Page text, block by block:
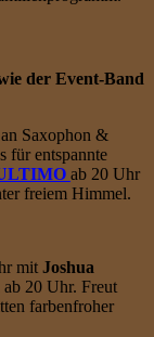
der Event-Band
an Saxophon &
für entspannte
ab 20 Uhr
freiem Himmel.
mit Joshua
ab 20 Uhr. Freut
farbenfroher